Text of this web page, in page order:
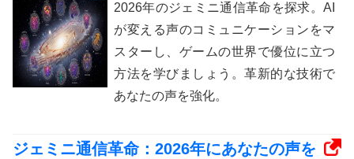
2026年のジェミニ通信革命を探求。AI
が変える声のコミュニケーションをマ
スターし、ゲームの世界で優位に立つ
方法を学びましょう。革新的な技術で
あなたの声を強化。
ジェミニ通信革命：2026年にあなたの声を